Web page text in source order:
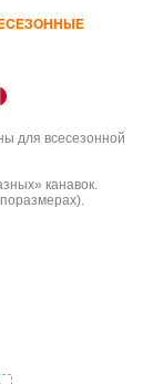
для всесезонной
канавок.